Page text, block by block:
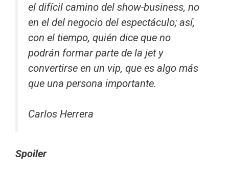
el difícil camino del show-business, no
en el del negocio del espectáculo; así,
con el tiempo, quién dice que no
podrán formar parte de la jety
convertirse en un vip, que es algo más
que una persona importante.
Carlos Herrera
Spoiler